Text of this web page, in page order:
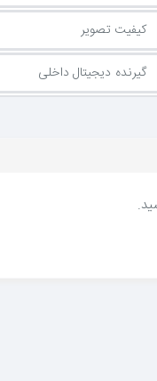
کیفیت تصویر
گیرنده دیجیتال داخلی